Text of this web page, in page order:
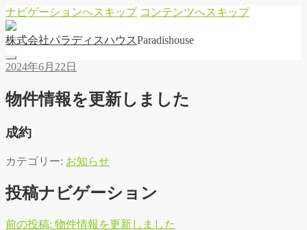
ナビゲーションへスキップ コンテンツへスキップ
株式会社パラディ スハウ スParadishouse
2024年6月22日
物件情報を更新しました
成約
カテゴリー: お知らせ
投稿ナビゲーション
前の投稿: 物件情報を更新しました